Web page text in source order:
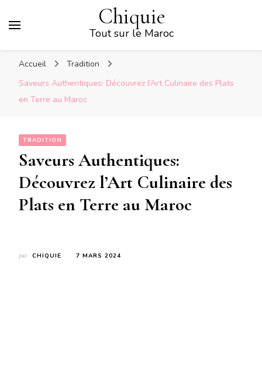
Chiquie
Tout sur le Maroc
Accueil
Tradition
Saveurs Authentiques: Découvrez l’Art Culinaire des Plats
en Terre au Maroc
TRADITION
Saveurs Authentiques:
Découvrez l’Art Culinaire des
Plats en Terre au Maroc
par CHIQUIE 7 MARS 2024